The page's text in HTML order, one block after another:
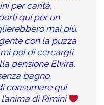
per carità,
qui per un
mai più.
con la puzza
poi di cercargli
pensione Elvira,
bagno.
consumare qui
di Rimini